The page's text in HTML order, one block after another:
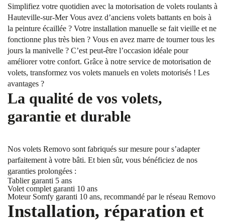
Simplifiez votre quotidien avec la motorisation de volets roulants à
Hauteville-sur-Mer Vous avez d’anciens volets battants en bois à
la peinture écaillée ? Votre installation manuelle se fait vieille et ne
fonctionne plus très bien ? Vous en avez marre de tourner tous les
jours la manivelle ? C’est peut-être l’occasion idéale pour
améliorer votre confort. Grâce à notre service de motorisation de
volets, transformez vos volets manuels en volets motorisés ! Les
avantages ?
La qualité de vos volets,
garantie et durable
Nos volets Removo sont fabriqués sur mesure pour s’adapter
parfaitement à votre bâti. Et bien sûr, vous bénéficiez de nos
garanties prolongées :
Tablier garanti 5 ans
Volet complet garanti 10 ans
Moteur Somfy garanti 10 ans, recommandé par le réseau Removo
Installation, réparation et